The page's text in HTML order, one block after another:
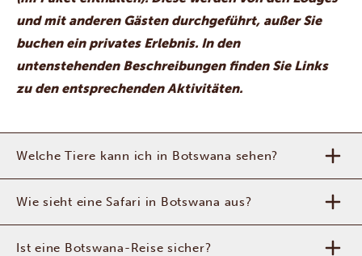
und mit anderen Gästen durchgeführt, außer Sie
buchen ein privates Erlebnis. In den
untenstehenden Beschreibungen finden Sie Links
zu den entsprechenden Aktivitäten.
Welche Tiere kann ich in Botswana sehen?
Wie sieht eine Safari in Botswana aus?
Ist eine Botswana-Reise sicher?